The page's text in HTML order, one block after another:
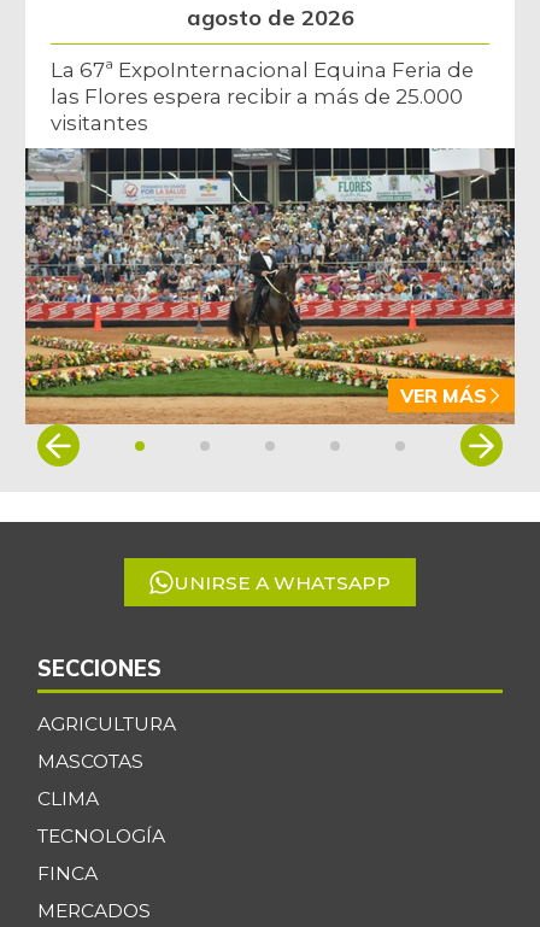
agosto de 2026
La 67ª ExpoInternacional Equina Feria de
las Flores espera recibir a más de 25.000
visitantes
VER MÁS
Item
5
UNIRSE A WHATSAPP
SECCIONES
AGRICULTURA
MASCOTAS
CLIMA
TECNOLOGÍA
FINCA
MERCADOS